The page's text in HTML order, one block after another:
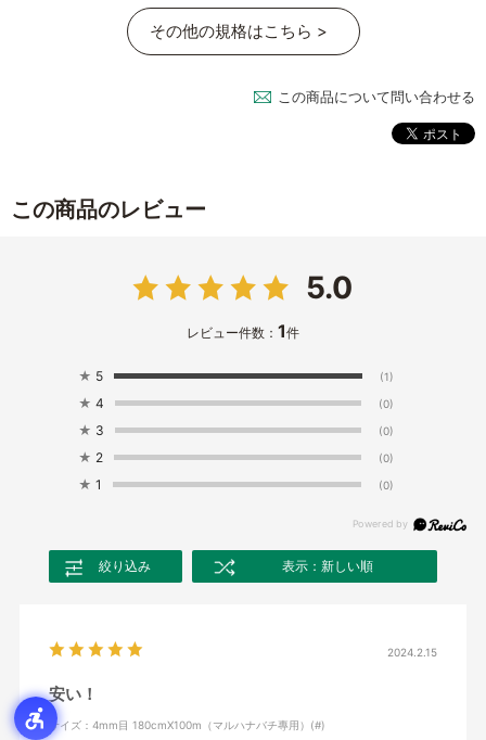
その他の規格はこちら >
この商品について問い合わせる
この商品のレビュー
5.0
レビュー件数： 1件
★ 5 (1)
★ 4 (0)
★ 3 (0)
★ 2 (0)
★ 1 (0)
絞り込み 表示：新しい順
2024.2.15
安い！
サイズ：4mm目 180cmX100m（マルハナバチ專用）(#)